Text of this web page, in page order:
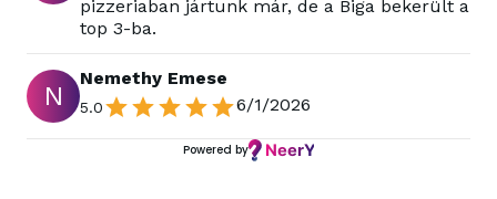
pizzeriaban jártunk már, de a Biga bekerült a
top 3-ba.
N
Nemethy Emese
5.0 6/1/2026
Powered by